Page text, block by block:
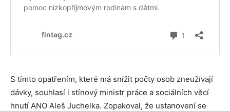
S tímto opatřením, které má snížit počty osob zneužívají
dávky, souhlasí i stínový ministr práce a sociálních věcí
hnutí ANO Aleš Juchelka. Zopakoval, že ustanovení se